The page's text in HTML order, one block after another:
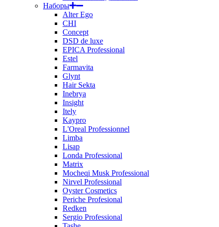
Наборы
Alter Ego
CHI
Concept
DSD de luxe
EPICA Professional
Estel
Farmavita
Glynt
Hair Sekta
Inebrya
Insight
Itely
Kaypro
L'Oreal Professionnel
Limba
Lisap
Londa Professional
Matrix
Mocheqi Musk Professional
Nirvel Professional
Oyster Cosmetics
Periche Profesional
Redken
Sergio Professional